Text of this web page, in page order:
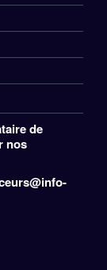
de
nos